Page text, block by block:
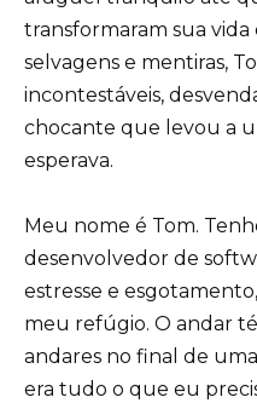
transformaram sua vida
selvagens e mentiras,
incontestáveis,
chocante que levou a
esperava.
Meu nome é Tom.
desenvolvedor de
estresse e
meu refúgio. O andar
andares no final de
era tudo o que eu